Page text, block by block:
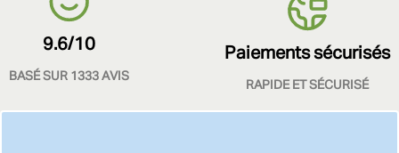
9.6/10
BASÉ SUR 1333 AVIS
Paiements sécurisés
RAPIDE ET SÉCURISÉ